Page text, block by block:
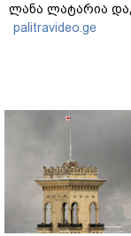
ლანა ლატარია
palitravideo.ge